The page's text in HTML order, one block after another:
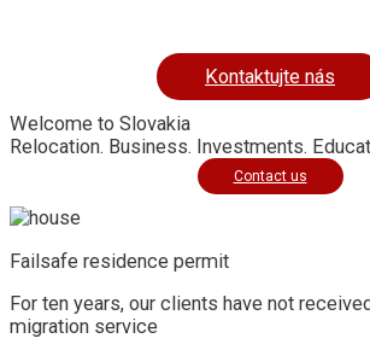
Kontaktujte nás
Welcome to Slovakia
Relocation. Business. Investments.
Contact us
Failsafe residence permit
For ten years, our clients have not
migration service